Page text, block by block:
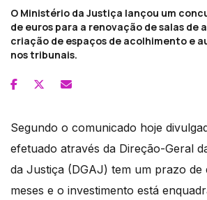
O Ministério da Justiça lançou um
de euros para a renovação de salas de
criação de espaços de acolhimento e
nos tribunais.
Segundo o comunicado hoje
efetuado através da Direção-Geral
da Justiça (DGAJ) tem um prazo de
meses e o investimento está